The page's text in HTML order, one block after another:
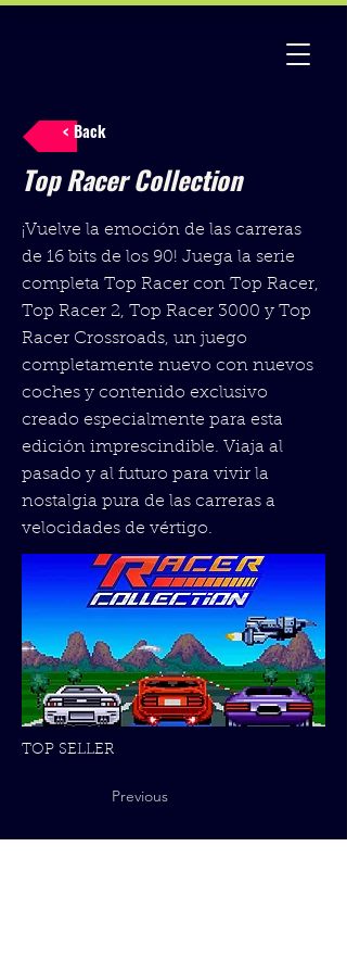
< Back
Top Racer Collection
¡Vuelve la emoción de las carreras
de 16 bits de los 90! Juega la serie
completa Top Racer con Top Racer,
Top Racer 2, Top Racer 3000 y Top
Racer Crossroads, un juego
completamente nuevo con nuevos
coches y contenido exclusivo
creado especialmente para esta
edición imprescindible. Viaja al
pasado y al futuro para vivir la
nostalgia pura de las carreras a
velocidades de vértigo.
TOP SELLER
Previous